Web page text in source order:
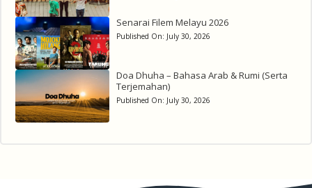
Senarai Filem Melayu 2026
Published On: July 30, 2026
Doa Dhuha – Bahasa Arab & Rumi (Serta
Terjemahan)
Published On: July 30, 2026